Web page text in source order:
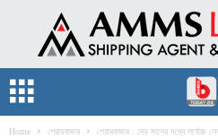
Home শেয়ারবাজার শেয়ারবাজার : দেড় মাসের মধ্যে সর্বোচ্চ